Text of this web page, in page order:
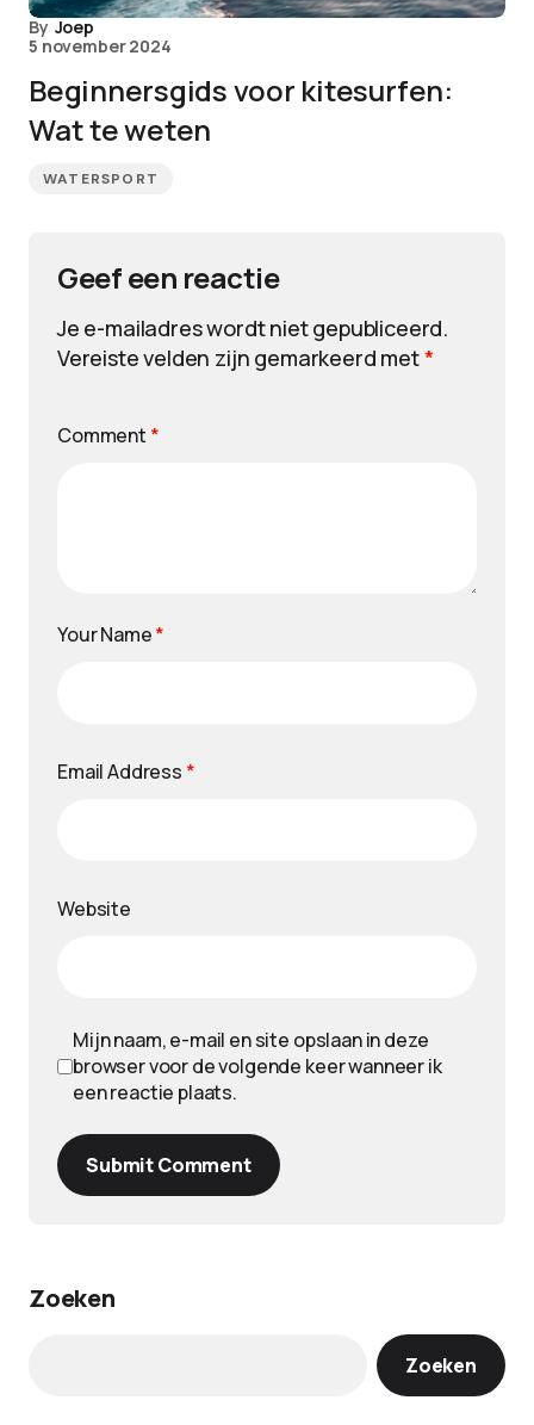
By Joep
5 november 2024
Beginnersgids voor kitesurfen:
Wat te weten
WATERSPORT
Geef een reactie
Je e-mailadres wordt niet gepubliceerd.
Vereiste velden zijn gemarkeerd met*
Comment *
Your Name*
Email Address *
Website
Mijn naam, e-mail en site opslaan in deze
browser voor de volgende keer wanneer ik
een reactie plaats.
Submit Comment
Zoeken
Zoeken